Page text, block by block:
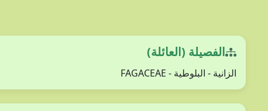
الفصيلة (العائلة)
الزانية - البلوطية - FAGACEAE